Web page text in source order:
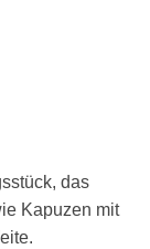
das
Kapuzen mit